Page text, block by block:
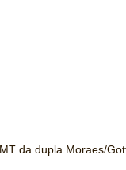
da dupla Moraes/